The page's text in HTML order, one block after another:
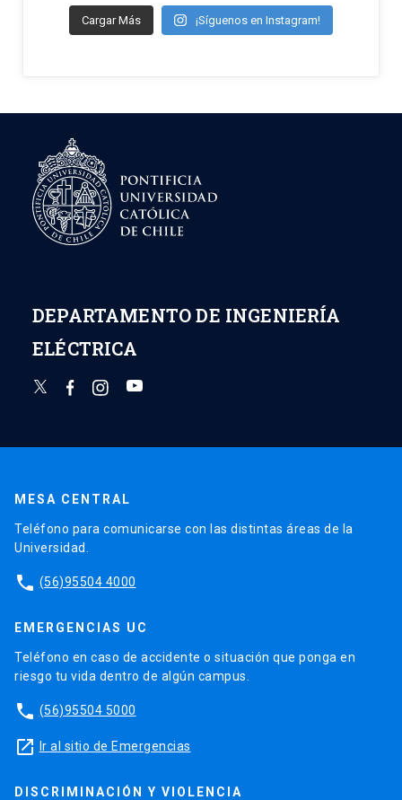
Cargar Más ¡Síguenos en Instagram!
DEPARTAMENTO DE INGENIERÍA
ELÉCTRICA
MESA CENTRAL
Teléfono para comunicarse con las distintas áreas de la
Universidad.
phone (56)95504 4000
EMERGENCIAS UC
Teléfono en caso de accidente o situación que ponga en
riesgo tu vida dentro de algún campus.
phone (56)95504 5000
launch Ir al sitio de Emergencias
DISCRIMINACIÓN Y VIOLENCIA